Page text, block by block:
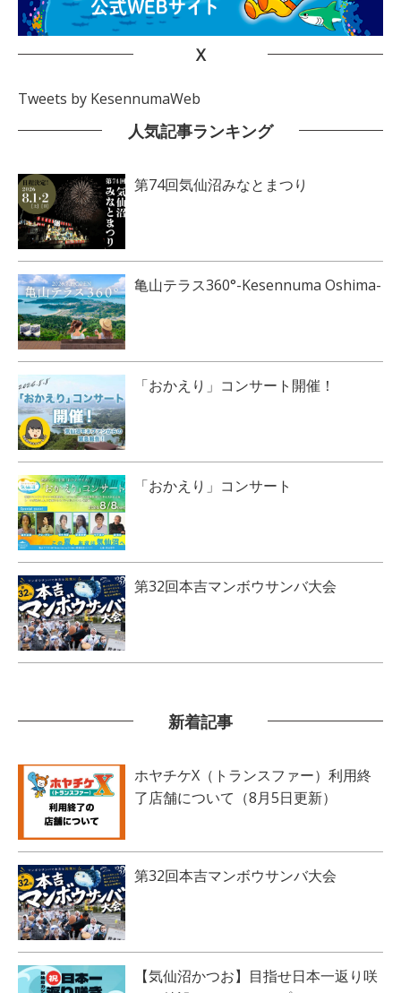
X
Tweets by KesennumaWeb
人気記事ランキング
第74回気仙沼みなとまつり
亀山テラス360°-Kesennuma Oshima-
「おかえり」コンサート開催！
「おかえり」コンサート
第32回本吉マンボウサンバ大会
新着記事
ホヤチケX（トランスファー）利用終
了店舗について（8月5日更新）
第32回本吉マンボウサンバ大会
【気仙沼かつお】目指せ日本一返り咲